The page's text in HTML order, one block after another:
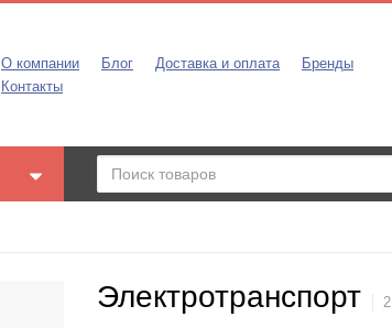
О компании Блог Доставка и оплата
Бренды
Контакты
Электротранспорт